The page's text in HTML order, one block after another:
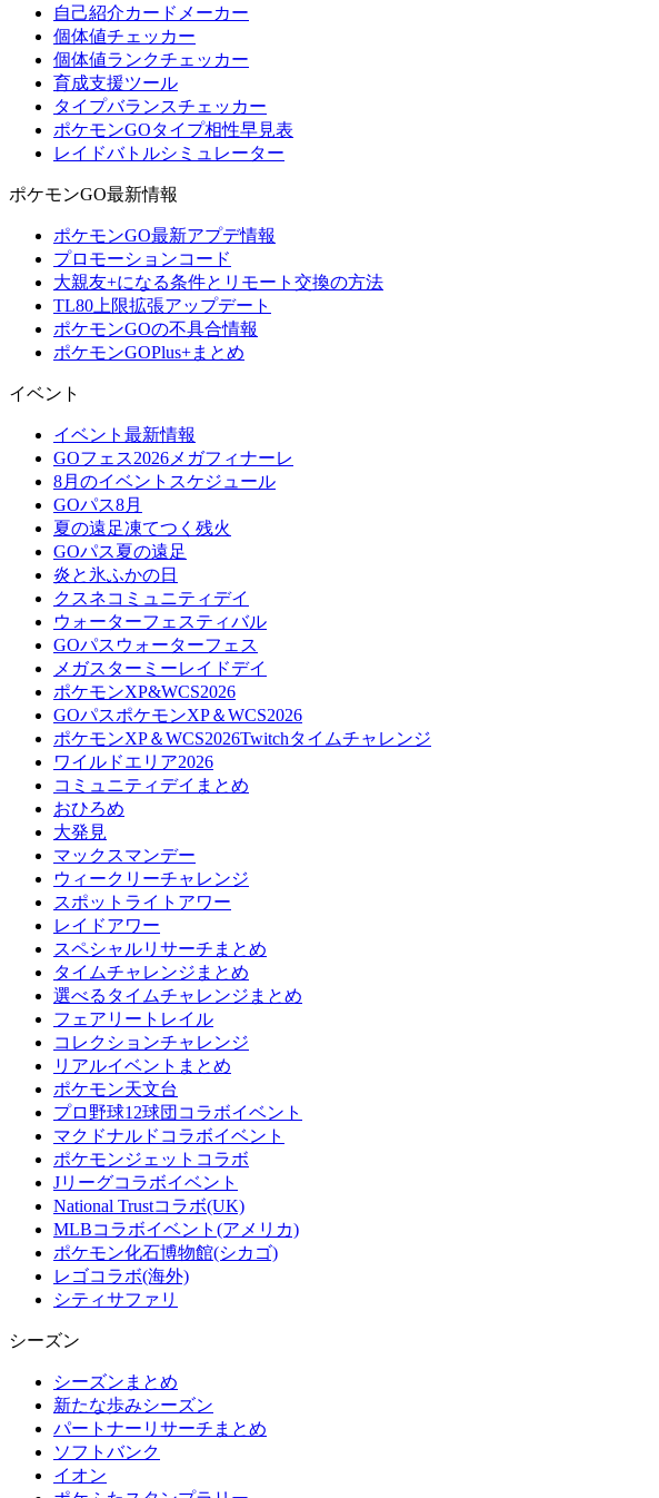
自己紹介カードメーカー
個体値チェッカー
個体値ランクチェッカー
育成支援ツール
タイプバランスチェッカー
ポケモンGOタイプ相性早見表
レイドバトルシミュレーター
ポケモンGO最新情報
ポケモンGO最新アプデ情報
プロモーションコード
大親友+になる条件とリモート交換の方法
TL80上限拡張アップデート
ポケモンGOの不具合情報
ポケモンGOPlus+まとめ
イベント
イベント最新情報
GOフェス2026メガフィナーレ
8月のイベントスケジュール
GOパス8月
夏の遠足凍てつく残火
GOパス夏の遠足
炎と氷ふかの日
クスネコミュニティデイ
ウォーターフェスティバル
GOパスウォーターフェス
メガスターミーレイドデイ
ポケモンXP&WCS2026
GOパスポケモンXP＆WCS2026
ポケモンXP＆WCS2026Twitchタイムチャレンジ
ワイルドエリア2026
コミュニティデイまとめ
おひろめ
大発見
マックスマンデー
ウィークリーチャレンジ
スポットライトアワー
レイドアワー
スペシャルリサーチまとめ
タイムチャレンジまとめ
選べるタイムチャレンジまとめ
フェアリートレイル
コレクションチャレンジ
リアルイベントまとめ
ポケモン天文台
プロ野球12球団コラボイベント
マクドナルドコラボイベント
ポケモンジェットコラボ
Jリーグコラボイベント
National Trustコラボ(UK)
MLBコラボイベント(アメリカ)
ポケモン化石博物館(シカゴ)
レゴコラボ(海外)
シティサファリ
シーズン
シーズンまとめ
新たな歩みシーズン
パートナーリサーチまとめ
ソフトバンク
イオン